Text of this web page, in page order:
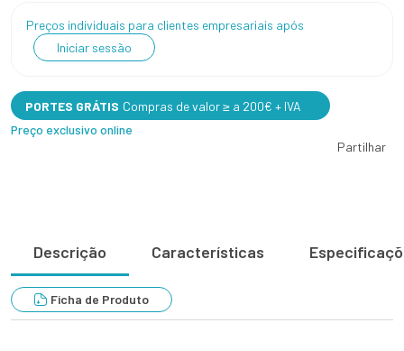
Preços individuais para clientes empresariais após
Iniciar sessão
PORTES GRÁTIS Compras de valor ≥ a 200€ + IVA
Preço exclusivo online
Partilhar
Descrição Características
Ficha de Produto